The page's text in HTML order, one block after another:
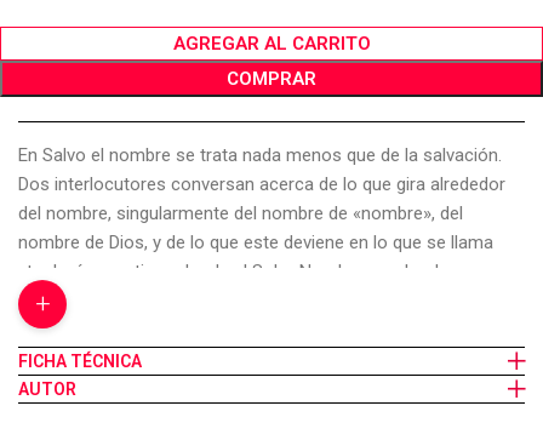
AGREGAR AL CARRITO
COMPRAR
En Salvo el nombre se trata nada menos que de la salvación.
Dos interlocutores conversan acerca de lo que gira alrededor
del nombre, singularmente del nombre de «nombre», del
nombre de Dios, y de lo que este deviene en lo que se llama
«teología negativa», donde el SobreNombre nombra lo
innombrable, es decir, a la vez, lo que no se puede ni se debe
nombrar, definir o conocer, ante todo porque lo que entonces
se sobrenombra se sustrae, sin mantenerse en ello, más allá
del ser. ¿Qué es un SobreNombre, lo que vale más que el
+
FICHA TÉCNICA
AUTOR